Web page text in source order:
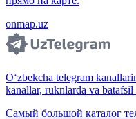
onmap.uz
O‘zbekcha telegram
kanallar, ruknlarda va
Самый большой каталог